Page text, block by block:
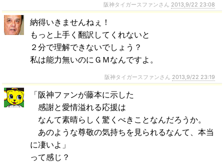
阪神タイガースファンさん 2013,9/22 23:08
納得いきませんねぇ！
もっと上手く翻訳してくれないと
２分で理解できないでしょう？
私は能力無いのにＧＭなんですよ。
阪神タイガースファンさん 2013,9/22 23:19
「阪神ファンが藤本に示した
感謝と愛情溢れる応援は
なんて素晴らしく驚くべきことなんだろうか。
あのような尊敬の気持ちを見られるなんて、本当
に凄いよ」
って感じ？